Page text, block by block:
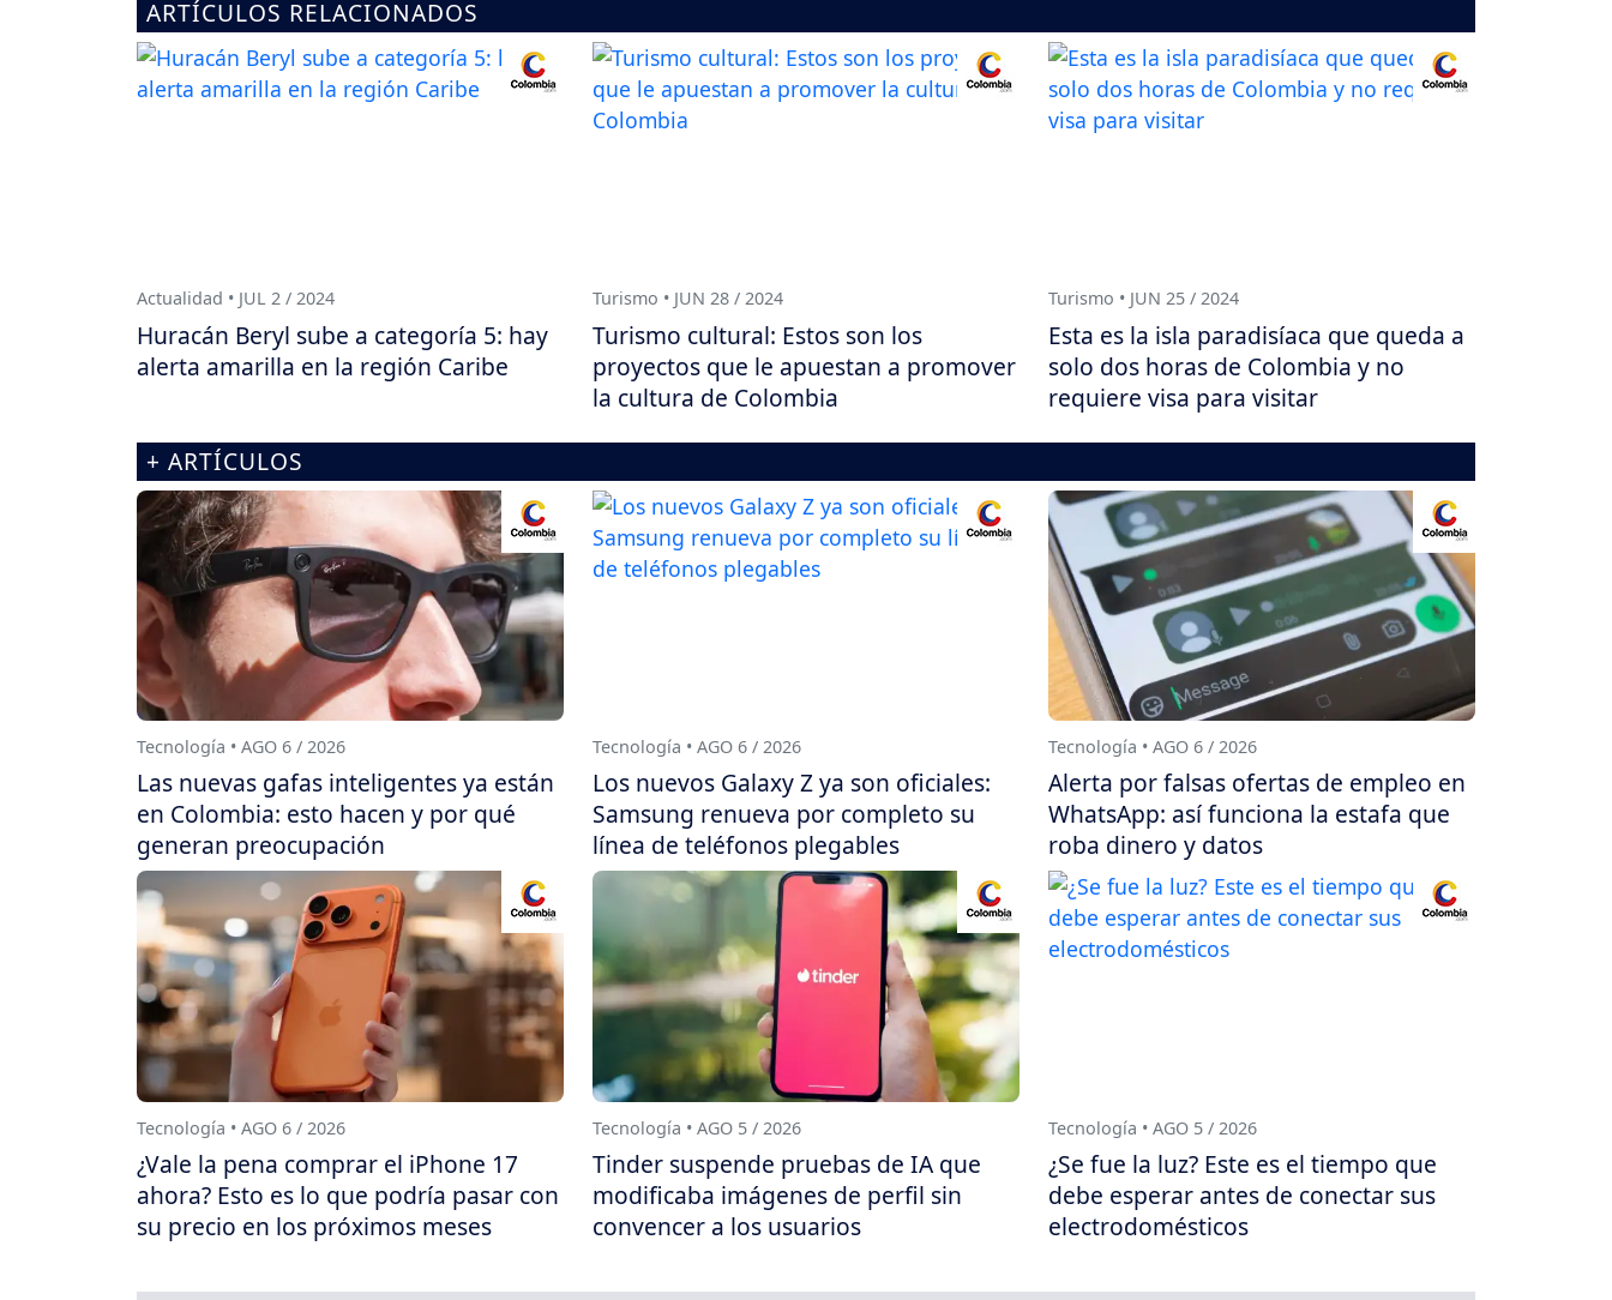
ARTÍCULOS RELACIONADOS
Actualidad • JUL 2 / 2024
Huracán Beryl sube a categoría 5: hay
alerta amarilla en la región Caribe
Turismo • JUN 28 / 2024
Turismo cultural: Estos son los
proyectos que le apuestan a promover
la cultura de Colombia
Turismo • JUN 25 / 2024
Esta es la isla paradisíaca que queda a
solo dos horas de Colombia y no
requiere visa para visitar
+ ARTÍCULOS
Tecnología • AGO 6 / 2026
Las nuevas gafas inteligentes ya están
en Colombia: esto hacen y por qué
generan preocupación
Tecnología • AGO 6 / 2026
Los nuevos Galaxy Z ya son oficiales:
Samsung renueva por completo su
línea de teléfonos plegables
Tecnología • AGO 6 / 2026
Alerta por falsas ofertas de empleo en
WhatsApp: así funciona la estafa que
roba dinero y datos
Tecnología • AGO 6 / 2026
¿Vale la pena comprar el iPhone 17
ahora? Esto es lo que podría pasar con
su precio en los próximos meses
Tecnología • AGO 5 / 2026
Tinder suspende pruebas de IA que
modificaba imágenes de perfil sin
convencer a los usuarios
Tecnología • AGO 5 / 2026
¿Se fue la luz? Este es el tiempo que
debe esperar antes de conectar sus
electrodomésticos